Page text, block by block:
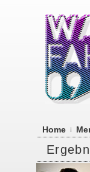
Home